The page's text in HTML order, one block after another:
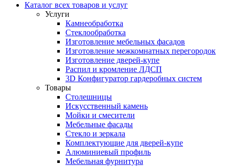
Каталог всех товаров и услуг
Услуги
Камнеобработка
Стеклообработка
Изготовление мебельных фасадов
Изготовление межкомнатных перегородок
Изготовление дверей-купе
Распил и кромление ЛДСП
3D Конфигуратор гардеробных систем
Товары
Столешницы
Искусственный камень
Мойки и смесители
Мебельные фасады
Стекло и зеркала
Комплектующие для дверей-купе
Алюминиевый профиль
Мебельная фурнитура